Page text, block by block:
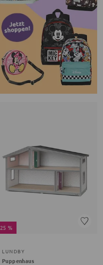
25 %
LUNDBY
Puppenhaus